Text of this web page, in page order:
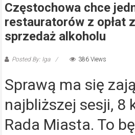
Częstochowa chce
restauratorów z opłat
sprzedaż alkoholu
Posted By: Iga 386 Views
Sprawą ma się
najbliższej sesji, 8
Rada Miasta. To